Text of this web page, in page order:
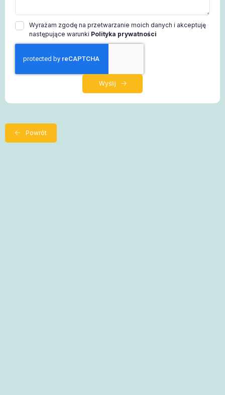
Wyrażam zgodę na przetwarzanie moich danych i akceptuję
następujące warunki Polityka prywatności
Wyślij
Powrót